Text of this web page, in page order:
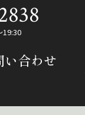
19:30
合わせ